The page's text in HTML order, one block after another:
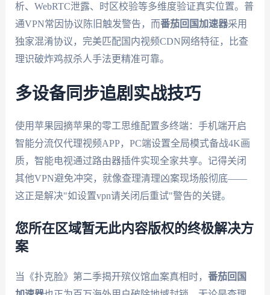
析、WebRTC泄露、时区校验等多维度验证真实位置。普
通VPN常因协议陈旧触发警告，而番茄回国加速器采用
独家混淆协议，完美匹配国内视频CDN网络特征，比查
理识破炸鸡叔杀人手法更精准可靠。
多设备同步追剧实战技巧
使用苹果园摘苹果的零工思维配置多终端：手机端开启
智能分流仅代理视频APP，PC端设置全局模式备战4K画
质，智能电视通过路由器插件实现全家共享。记得关闭
其他VPN避免冲突，就像查理清理凶案现场般彻底——
这正是解决"如设置vpn请关闭后重试"警告的关键。
您所在区域暂无此内容版权的终极解决方
案
当《扑克脸》第二季揭开殡仪馆血案真相时， 番茄回国